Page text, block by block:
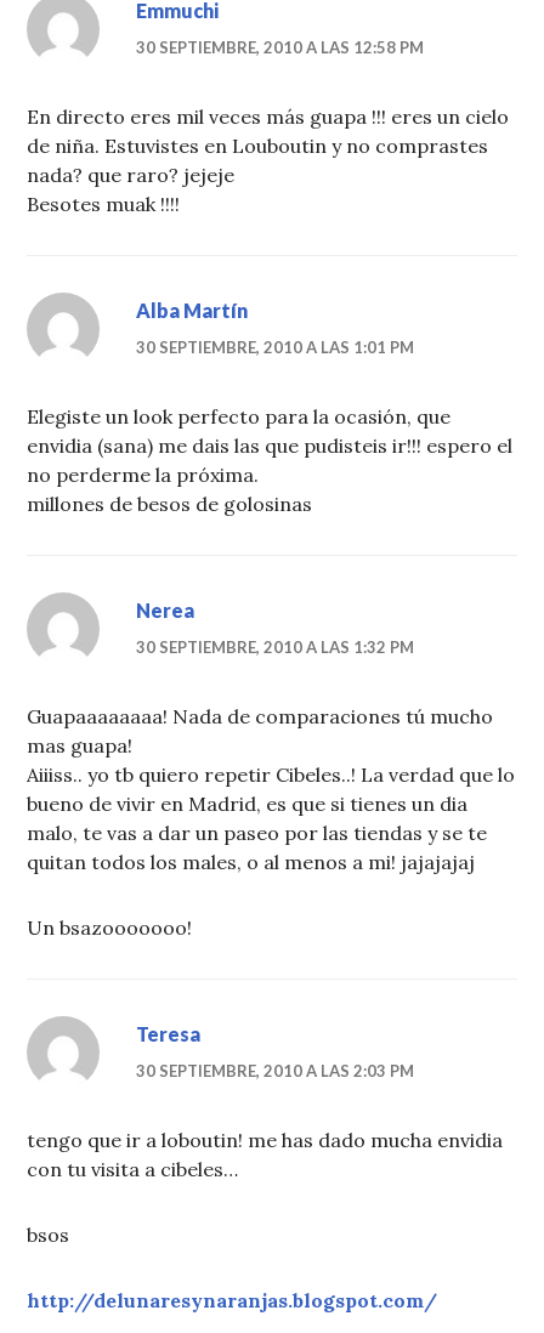
Emmuchi
30 SEPTIEMBRE, 2010 A LAS 12:58 PM
En directo eres mil veces más guapa !!! eres un cielo
de niña. Estuvistes en Louboutin y no comprastes
nada? que raro? jejeje
Besotes muak !!!!
Alba Martín
30 SEPTIEMBRE, 2010 A LAS 1:01 PM
Elegiste un look perfecto para la ocasión, que
envidia (sana) me dais las que pudisteis ir!!! espero el
no perderme la próxima.
millones de besos de golosinas
Nerea
30 SEPTIEMBRE, 2010 A LAS 1:32 PM
Guapaaaaaaaa! Nada de comparaciones tú mucho
mas guapa!
Aiiiss.. yo tb quiero repetir Cibeles..! La verdad que lo
bueno de vivir en Madrid, es que si tienes un dia
malo, te vas a dar un paseo por las tiendas y se te
quitan todos los males, o al menos a mi! jajajajaj
Un bsazooooooo!
Teresa
30 SEPTIEMBRE, 2010 A LAS 2:03 PM
tengo que ir a loboutin! me has dado mucha envidia
con tu visita a cibeles…
bsos
http://delunaresynaranjas.blogspot.com/